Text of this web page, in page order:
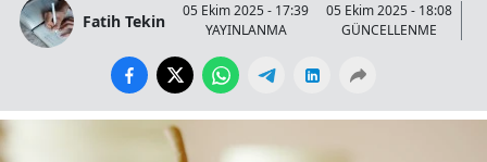
Fatih Tekin
05 Ekim 2025 - 17:39
YAYINLANMA
05 Ekim 2025 - 18:08
GÜNCELLENME